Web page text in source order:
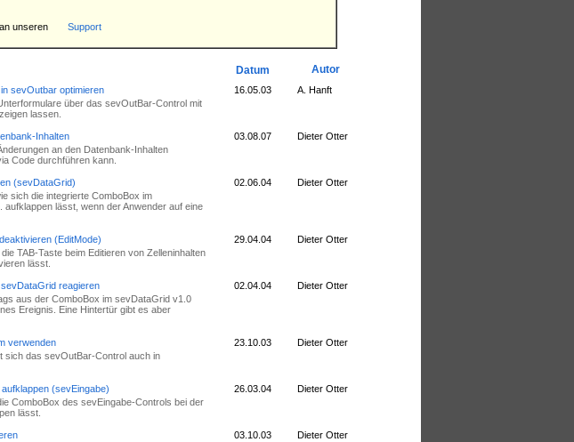
unseren Support
Datum Autor
sevOutbar optimieren 16.05.03
A. Hanft
über das sevOutBar-Control mit
lassen.
Inhalten 03.08.07
Dieter Otter
an den Datenbank-Inhalten
Code durchführen kann.
(sevDataGrid) 02.06.04
Dieter Otter
sich die integrierte ComboBox im
lässt, wenn der Anwender auf eine
(EditMode) 29.04.04
Dieter Otter
TAB-Taste beim Editieren von Zelleninhalten
lässt.
reagieren 02.04.04
Dieter Otter
aus der ComboBox im sevDataGrid v1.0
Ereignis. Eine Hintertür gibt es aber
verwenden 23.10.03
Dieter Otter
sich das sevOutBar-Control auch in
(sevEingabe) 26.03.04
Dieter Otter
ComboBox des sevEingabe-Controls bei der
lässt.
03.10.03
Dieter Otter